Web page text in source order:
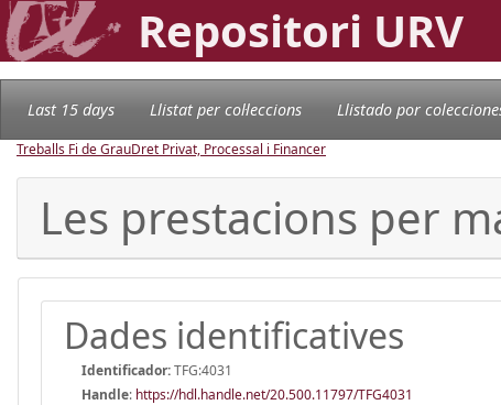
Repositori URV
Last 15 days Llistat per col·leccions Llistado por
Treballs Fi de GrauDret Privat, Processal i Financer
Les prestacions per
Dades identificatives
Identificador:TFG:4031
Handle: https://hdl.handle.net/20.500.11797/TFG4031